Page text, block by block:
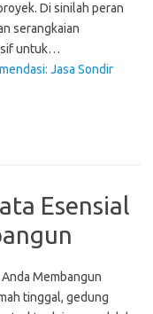
Di sinilah peran
serangkaian
untuk…
Jasa Sondir
Esensial
Membangun
tinggal, gedung